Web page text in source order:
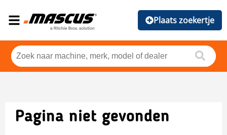
Plaats zoekertje
Pagina niet gevonden